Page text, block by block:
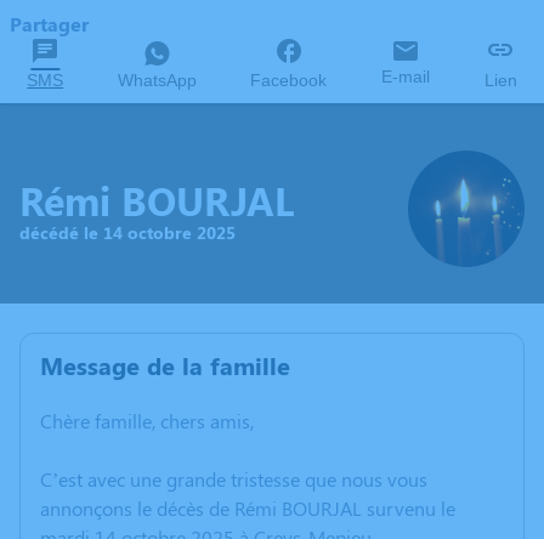
Partager
SMS WhatsApp Facebook E-mail Lien
Rémi BOURJAL
décédé le 14 octobre 2025
Message de la famille
Chère famille, chers amis,
C’est avec une grande tristesse que nous vous
annonçons le décès de Rémi BOURJAL survenu le